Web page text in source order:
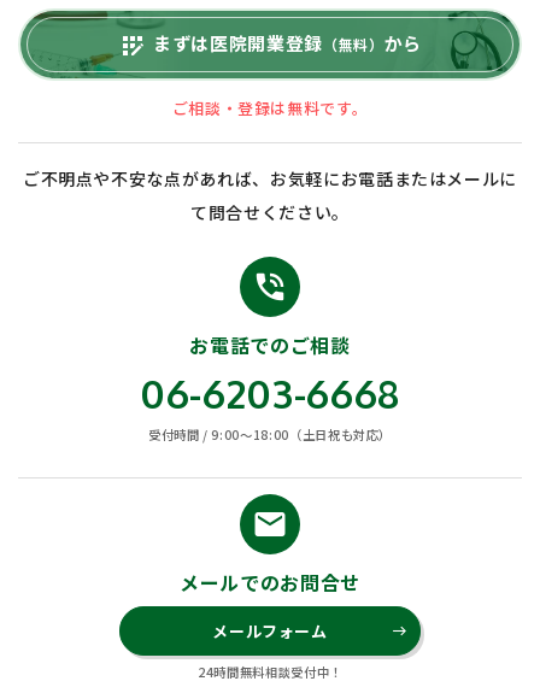
app_registration まずは医院開業登録 （無料） から
ご相談・登録は無料です。
ご不明点や不安な点があれば、お気軽にお電話またはメールに
て問合せください。
phone_in_talk
お電話でのご相談
06-6203-6668
受付時間 / 9:00〜18:00（土日祝も対応）
email
メールでのお問合せ
メールフォーム east
24時間無料相談受付中！